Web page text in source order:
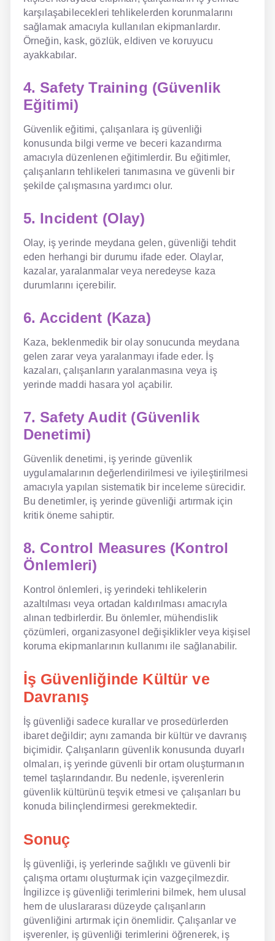
karşılaşabilecekleri tehlikelerden korunmalarını
sağlamak amacıyla kullanılan ekipmanlardır.
Örneğin, kask, gözlük, eldiven ve koruyucu
ayakkabılar.
4. Safety Training (Güvenlik
Eğitimi)
Güvenlik eğitimi, çalışanlara iş güvenliği
konusunda bilgi verme ve beceri kazandırma
amacıyla düzenlenen eğitimlerdir. Bu eğitimler,
çalışanların tehlikeleri tanımasına ve güvenli bir
şekilde çalışmasına yardımcı olur.
5. Incident (Olay)
Olay, iş yerinde meydana gelen, güvenliği tehdit
eden herhangi bir durumu ifade eder. Olaylar,
kazalar, yaralanmalar veya neredeyse kaza
durumlarını içerebilir.
6. Accident (Kaza)
Kaza, beklenmedik bir olay sonucunda meydana
gelen zarar veya yaralanmayı ifade eder. İş
kazaları, çalışanların yaralanmasına veya iş
yerinde maddi hasara yol açabilir.
7. Safety Audit (Güvenlik
Denetimi)
Güvenlik denetimi, iş yerinde güvenlik
uygulamalarının değerlendirilmesi ve iyileştirilmesi
amacıyla yapılan sistematik bir inceleme sürecidir.
Bu denetimler, iş yerinde güvenliği artırmak için
kritik öneme sahiptir.
8. Control Measures (Kontrol
Önlemleri)
Kontrol önlemleri, iş yerindeki tehlikelerin
azaltılması veya ortadan kaldırılması amacıyla
alınan tedbirlerdir. Bu önlemler, mühendislik
çözümleri, organizasyonel değişiklikler veya kişisel
koruma ekipmanlarının kullanımı ile sağlanabilir.
İş Güvenliğinde Kültür ve
Davranış
İş güvenliği sadece kurallar ve prosedürlerden
ibaret değildir; aynı zamanda bir kültür ve davranış
biçimidir. Çalışanların güvenlik konusunda duyarlı
olmaları, iş yerinde güvenli bir ortam oluşturmanın
temel taşlarındandır. Bu nedenle, işverenlerin
güvenlik kültürünü teşvik etmesi ve çalışanları bu
konuda bilinçlendirmesi gerekmektedir.
Sonuç
İş güvenliği, iş yerlerinde sağlıklı ve güvenli bir
çalışma ortamı oluşturmak için vazgeçilmezdir.
İngilizce iş güvenliği terimlerini bilmek, hem ulusal
hem de uluslararası düzeyde çalışanların
güvenliğini artırmak için önemlidir. Çalışanlar ve
işverenler, iş güvenliği terimlerini öğrenerek, iş